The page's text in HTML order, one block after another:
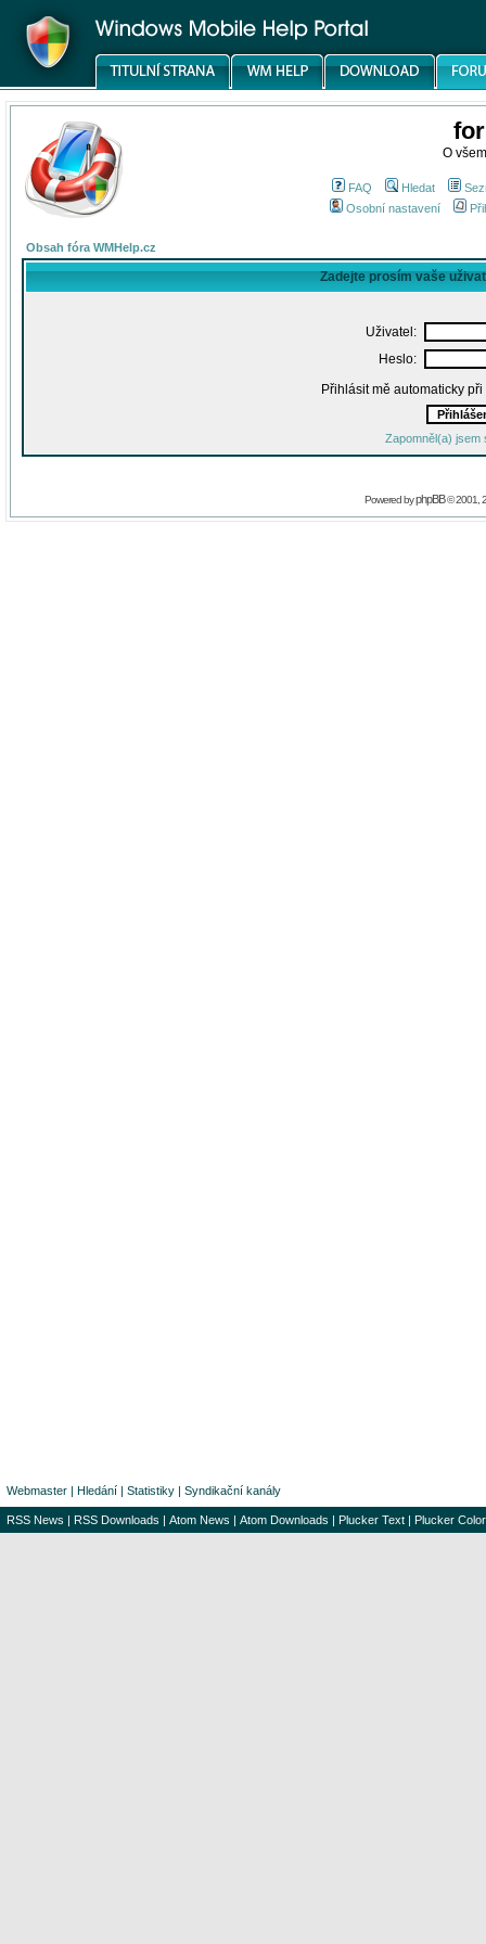
O
FAQ Hledat
Osobní nastavení
Obsah fóra WMHelp.cz
Zadejte prosím vaše
Uživatel:
Heslo:
Přihlásit mě automaticky
Zapomněl(a) jsem
Powered byphpBB© 2001,
Webmaster | Hledání | Statistiky | Syndikační kanály
RSS News | RSS Downloads | Atom News | Atom Downloads | Plucker Text | Plucker Color